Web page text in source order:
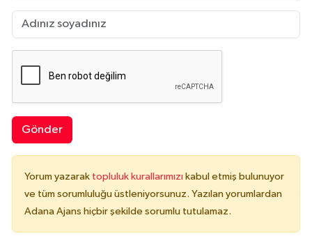
Gönder
Yorum yazarak topluluk kurallarımızı kabul etmiş bulunuyor
ve tüm sorumluluğu üstleniyorsunuz. Yazılan yorumlardan
Adana Ajans hiçbir şekilde sorumlu tutulamaz.